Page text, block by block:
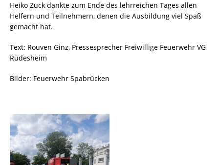
Heiko Zuck dankte zum Ende des lehrreichen Tages allen
Helfern und Teilnehmern, denen die Ausbildung viel Spaß
gemacht hat.
Text: Rouven Ginz, Pressesprecher Freiwillige Feuerwehr VG
Rüdesheim
Bilder: Feuerwehr Spabrücken